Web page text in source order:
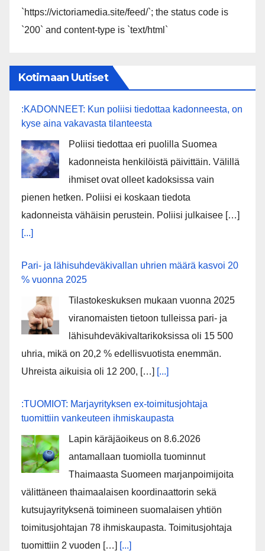
`https://victoriamedia.site/feed/`; the status code is
`200` and content-type is `text/html`
Kotimaan Uutiset
:KADONNEET: Kun poliisi tiedottaa kadonneesta, on
kyse aina vakavasta tilanteesta
Poliisi tiedottaa eri puolilla Suomea
kadonneista henkilöistä päivittäin. Välillä
ihmiset ovat olleet kadoksissa vain
pienen hetken. Poliisi ei koskaan tiedota
kadonneista vähäisin perustein. Poliisi julkaisee […]
[...]
Pari- ja lähisuhdeväkivallan uhrien määrä kasvoi 20
% vuonna 2025
Tilastokeskuksen mukaan vuonna 2025
viranomaisten tietoon tulleissa pari- ja
lähisuhdeväkivaltarikoksissa oli 15 500
uhria, mikä on 20,2 % edellisvuotista enemmän.
Uhreista aikuisia oli 12 200, […] [...]
:TUOMIOT: Marjayrityksen ex-toimitusjohtaja
tuomittiin vankeuteen ihmiskaupasta
Lapin käräjäoikeus on 8.6.2026
antamallaan tuomiolla tuominnut
Thaimaasta Suomeen marjanpoimijoita
välittäneen thaimaalaisen koordinaattorin sekä
kutsujayrityksenä toimineen suomalaisen yhtiön
toimitusjohtajan 78 ihmiskaupasta. Toimitusjohtaja
tuomittiin 2 vuoden […] [...]